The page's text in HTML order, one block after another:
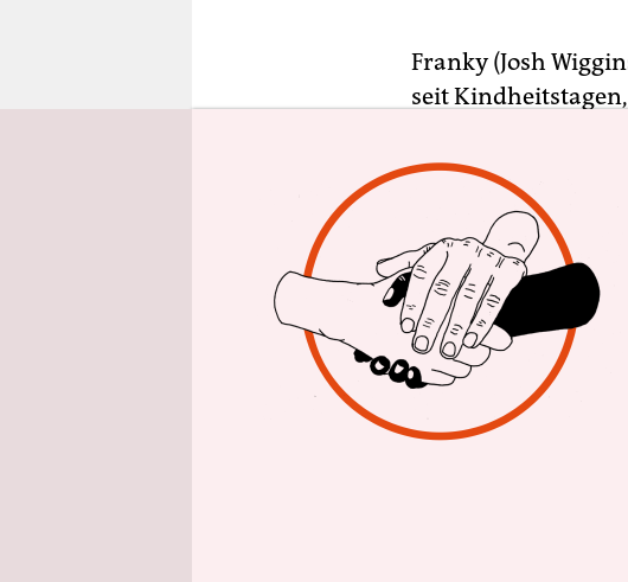
Franky (Josh
seit
einer
der Schule, aber
hübsche und
abgesehen, es will
Zeitpunkt für den
Alles sehr behütet
oder einer stört
ist entsetzt. Das ist